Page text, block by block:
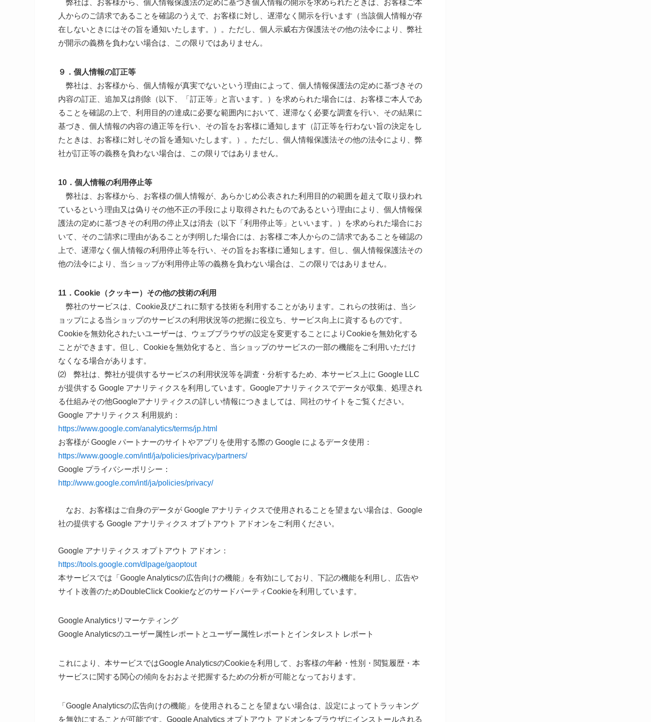
弊社は、お客様から、個人情報保護法の定めに基づき個人情報の開示を求められたときは、お客様ご本
人からのご請求であることを確認のうえで、お客様に対し、遅滞なく開示を行います（当該個人情報が存
在しないときにはその旨を通知いたします。）。ただし、個人示威右方保護法その他の法令により、弊社
が開示の義務を負わない場合は、この限りではありません。
９．個人情報の訂正等
弊社は、お客様から、個人情報が真実でないという理由によって、個人情報保護法の定めに基づきその
内容の訂正、追加又は削除（以下、「訂正等」と言います。）を求められた場合には、お客様ご本人であ
ることを確認の上で、利用目的の達成に必要な範囲内において、遅滞なく必要な調査を行い、その結果に
基づき、個人情報の内容の適正等を行い、その旨をお客様に通知します（訂正等を行わない旨の決定をし
たときは、お客様に対しその旨を通知いたします。）。ただし、個人情報保護法その他の法令により、弊
社が訂正等の義務を負わない場合は、この限りではありません。
10．個人情報の利用停止等
弊社は、お客様から、お客様の個人情報が、あらかじめ公表された利用目的の範囲を超えて取り扱われ
ているという理由又は偽りその他不正の手段により取得されたものであるという理由により、個人情報保
護法の定めに基づきその利用の停止又は消去（以下「利用停止等」といいます。）を求められた場合にお
いて、そのご請求に理由があることが判明した場合には、お客様ご本人からのご請求であることを確認の
上で、遅滞なく個人情報の利用停止等を行い、その旨をお客様に通知します。但し、個人情報保護法その
他の法令により、当ショップが利用停止等の義務を負わない場合は、この限りではありません。
11．Cookie（クッキー）その他の技術の利用
弊社のサービスは、Cookie及びこれに類する技術を利用することがあります。これらの技術は、当シ
ョップによる当ショップのサービスの利用状況等の把握に役立ち、サービス向上に資するものです。
Cookieを無効化されたいユーザーは、ウェブブラウザの設定を変更することによりCookieを無効化する
ことができます。但し、Cookieを無効化すると、当ショップのサービスの一部の機能をご利用いただけ
なくなる場合があります。
⑵ 弊社は、弊社が提供するサービスの利用状況等を調査・分析するため、本サービス上に Google LLC
が提供する Google アナリティクスを利用しています。Googleアナリティクスでデータが収集、処理され
る仕組みその他Googleアナリティクスの詳しい情報につきましては、同社のサイトをご覧ください。
Google アナリティクス 利用規約：
https://www.google.com/analytics/terms/jp.html
お客様が Google パートナーのサイトやアプリを使用する際の Google によるデータ使用：
https://www.google.com/intl/ja/policies/privacy/partners/
Google プライバシーポリシー：
http://www.google.com/intl/ja/policies/privacy/
なお、お客様はご自身のデータが Google アナリティクスで使用されることを望まない場合は、Google
社の提供する Google アナリティクス オプトアウト アドオンをご利用ください。
Google アナリティクス オプトアウト アドオン：
https://tools.google.com/dlpage/gaoptout
本サービスでは「Google Analyticsの広告向けの機能」を有効にしており、下記の機能を利用し、広告や
サイト改善のためDoubleClick CookieなどのサードパーティCookieを利用しています。
Google Analyticsリマーケティング
Google Analyticsのユーザー属性レポートとユーザー属性レポートとインタレスト レポート
これにより、本サービスではGoogle AnalyticsのCookieを利用して、お客様の年齢・性別・閲覧履歴・本
サービスに関する関心の傾向をおおよそ把握するための分析が可能となっております。
「Google Analyticsの広告向けの機能」を使用されることを望まない場合は、設定によってトラッキング
を無効にすることが可能です。Google Analytics オプトアウト アドオンをブラウザにインストールされる